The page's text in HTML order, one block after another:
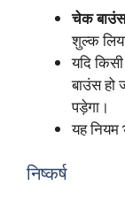
चेक बाउंस
शुल्क
यदि
बाउंस हो
पड़ेगा।
यह नियम
निष्कर्ष